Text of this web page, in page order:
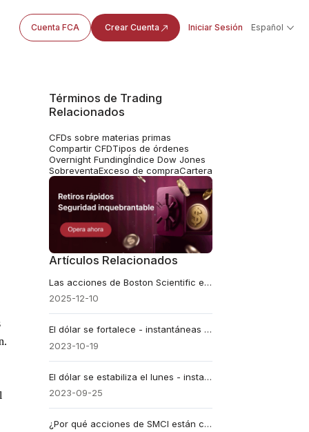
Cuenta FCA Crear Cuenta Iniciar Sesión Español
Términos de Trading
Relacionados
CFDs sobre materias primas
Compartir CFDTipos de órdenes
Overnight FundingÍndice Dow Jones
SobreventaExceso de compraCartera
Artículos Relacionados
Las acciones de Boston Scientific están cayendo: razones detrás de la liquidación de BSX
2025-12-10
El dólar se fortalece - instantáneas diarias de EBC
2023-10-19
El dólar se estabiliza el lunes - instantáneas diarias de EBC
2023-09-25
¿Por qué acciones de SMCI están cayendo y sus ganancias en riesgo?